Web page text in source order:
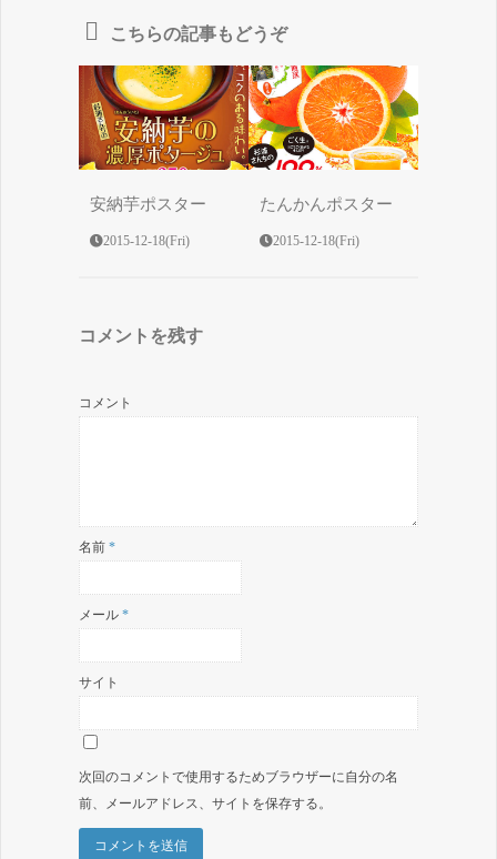
こちらの記事もどうぞ
安納芋ポスター
2015-12-18(Fri)
たんかんポスター
2015-12-18(Fri)
コメントを残す
コメント
名前 *
メール *
サイト
次回のコメントで使用するためブラウザーに自分の名
前、メールアドレス、サイトを保存する。